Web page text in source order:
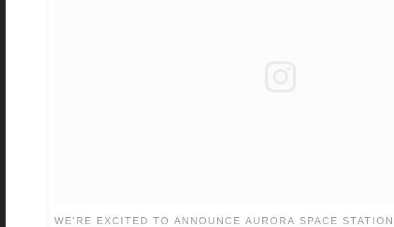
WE'RE EXCITED TO ANNOUNCE AURORA SPACE